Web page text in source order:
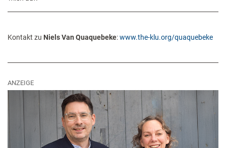
Kontakt zu Niels Van Quaquebeke:www.the-klu.org/quaquebeke
ANZEIGE